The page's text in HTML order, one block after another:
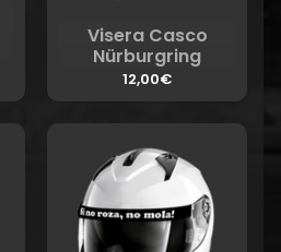
Visera Casco
Nürburgring
12,00€